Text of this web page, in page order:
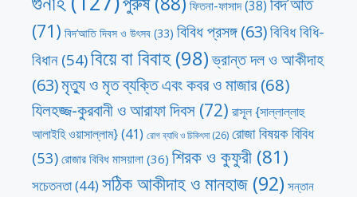
ফিতনা-ফাসাদ(38)
(71) বিদ’আতি দিবস ও উৎসব (33) বিবিধ প্রসঙ্গ(63)বিবিধ বিধি-
বিধান(54)বিয়ে বা বিবাহ (98)ভ্রান্ত দল ও আকীদাহ
(63)মৃত্যু ও মৃত ব্যক্তি এবং কবর ও মাজার(68)
যিলহজ্জ-কুরবানী ও আরাফা দিবস (72) রাসূল {সাল্লাল্লাহু
আলাইহি ওয়াসাল্লাম}(41) রোগ ব্যাধি ও চিকিৎসা(26) রোজা বিষয়ক বিবিধ
(53) রোজার বিবিধ মাসয়ালা (36) শিরক ও কুফুরী (81)
সচেতনতা(44) সঠিক আকীদাহ ও মানহাজ (92) সন্তান